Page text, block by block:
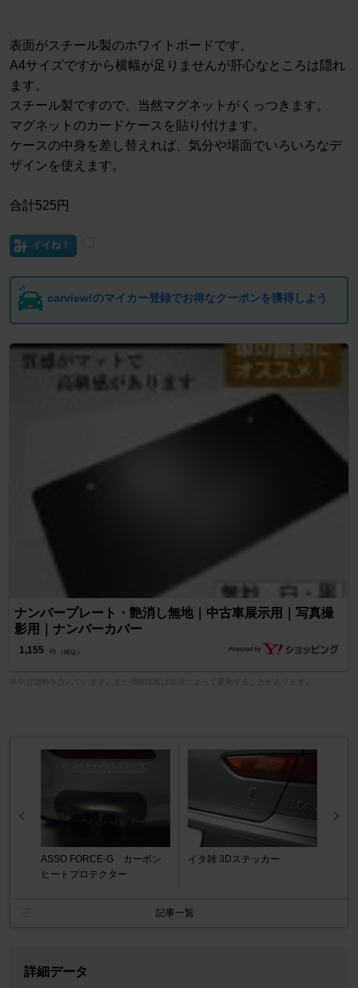
表面がスチール製のホワイトボードです。
A4サイズですから横幅が足りませんが肝心なところは隠れ
ます。
スチール製ですので、当然マグネットがくっつきます。
マグネットのカードケースを貼り付けます。
ケースの中身を差し替えれば、気分や場面でいろいろなデ
ザインを使えます。
合計525円
イイね！
carview!のマイカー登録でお得なクーポンを獲得しよう
ナンバープレート・艶消し無地｜中古車展示用｜写真撮
影用｜ナンバーカバー
1,155 円 （税込）
ASSO FORCE-G カーボン
ヒートプロテクター
イタ雑 3Dステッカー
記事一覧
詳細データ